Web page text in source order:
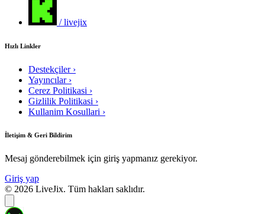
/ livejix
Hızlı Linkler
Destekçiler ›
Yayıncılar ›
Cerez Politikasi ›
Gizlilik Politikasi ›
Kullanim Kosullari ›
İletişim & Geri Bildirim
Mesaj gönderebilmek için giriş yapmanız gerekiyor.
Giriş yap
© 2026 LiveJix. Tüm hakları saklıdır.